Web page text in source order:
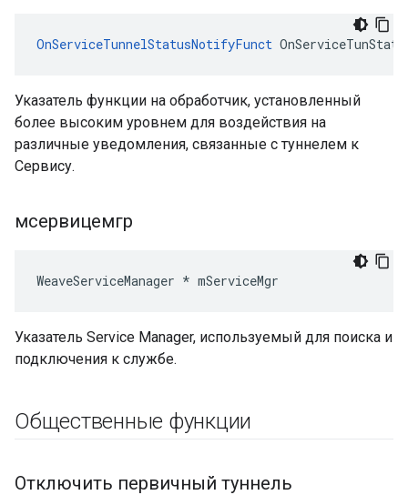
OnServiceTunnelStatusNotifyFunct
Указатель функции на обработчик, установленный
более высоким уровнем для воздействия на
различные уведомления, связанные с туннелем к
Сервису.
мсервицемгр
WeaveServiceManager * mServiceMgr
Указатель Service Manager, используемый для поиска и
подключения к службе.
Общественные функции
Отключить первичный туннель